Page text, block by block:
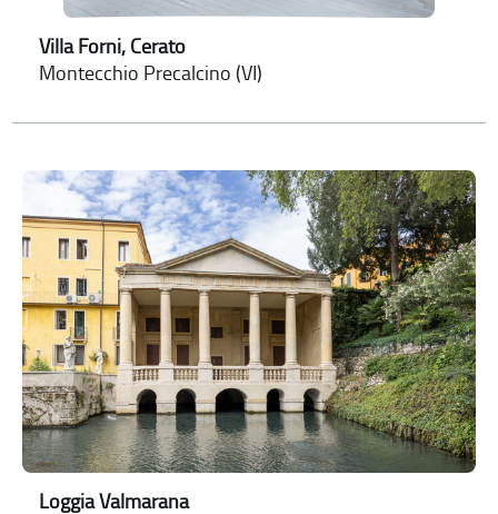
Villa Forni, Cerato
Montecchio Precalcino (VI)
Loggia Valmarana